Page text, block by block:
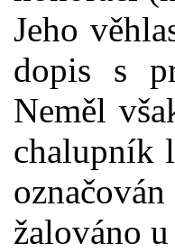
Jeho
dopis s
Neměl
chalupník
žalováno